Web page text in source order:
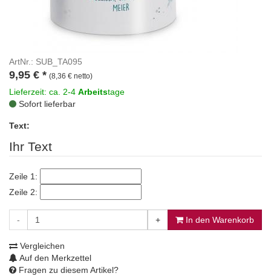
ArtNr.: SUB_TA095
9,95 € * (8,36 € netto)
Lieferzeit: ca. 2-4 Arbeitstage
Sofort lieferbar
Text:
Ihr Text
Zeile 1:
Zeile 2:
- + In den Warenkorb
Vergleichen
Auf den Merkzettel
Fragen zu diesem Artikel?